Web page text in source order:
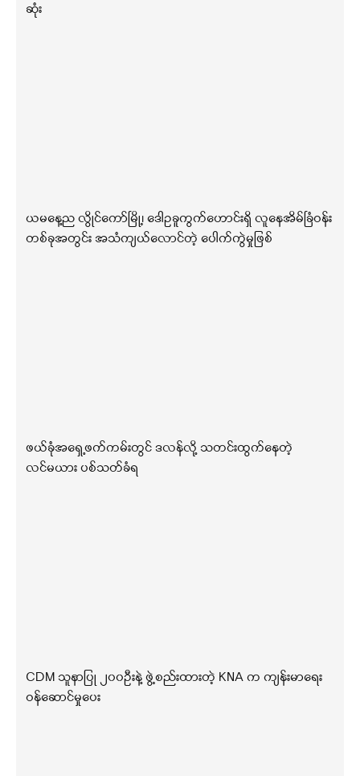
ဆုံး
ယမနေ့ည လွိုင်ကော်မြို့၊ ဒေါဥခူကွက်ဟောင်းရှိ လူနေအိမ်ခြံဝန်း
တစ်ခုအတွင်း အသံကျယ်လောင်တဲ့ ပေါက်ကွဲမှုဖြစ်
ဖယ်ခုံအရှေ့ဖက်ကမ်းတွင် ဒလန်လို့ သတင်းထွက်နေတဲ့
လင်မယား ပစ်သတ်ခံရ
CDM သူနာပြု ၂၀၀ဦးနဲ့ ဖွဲ့စည်းထားတဲ့ KNA က ကျန်းမာရေး
ဝန်ဆောင်မှုပေး